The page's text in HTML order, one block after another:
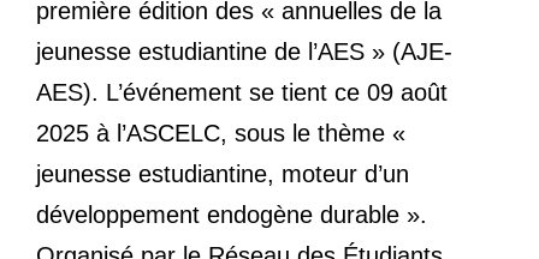
première édition des « annuelles de la
jeunesse estudiantine de l’AES » (AJE-
AES). L’événement se tient ce 09 août
2025 à l’ASCELC, sous le thème «
jeunesse estudiantine, moteur d’un
développement endogène durable ».